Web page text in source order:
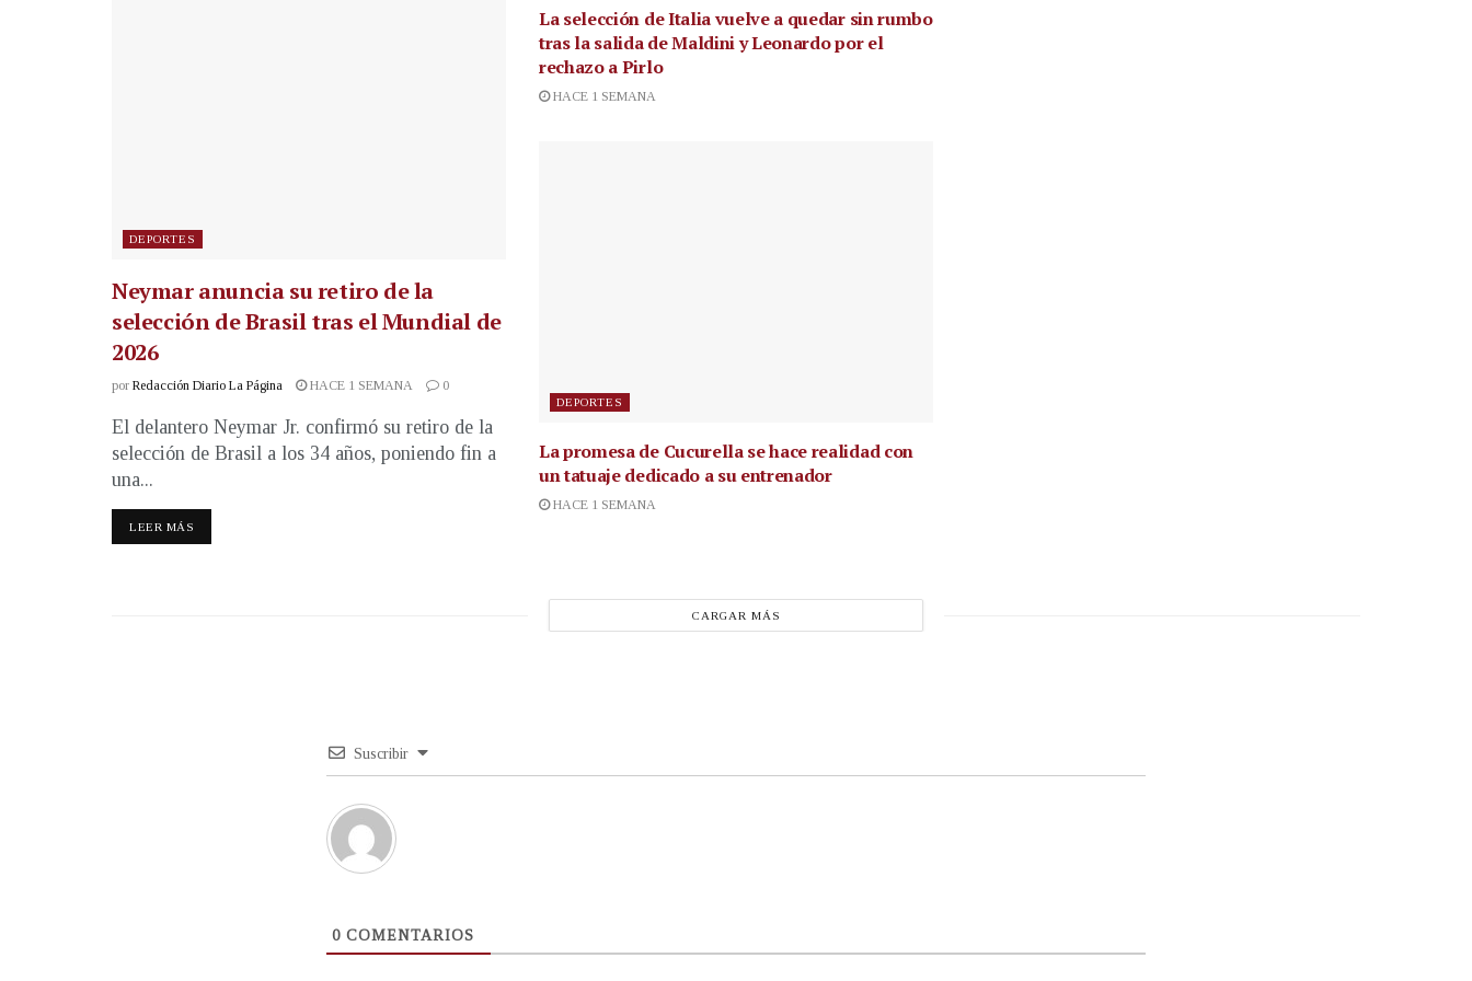
DEPORTES
Neymar anuncia su retiro de la
selección de Brasil tras el Mundial de
2026
por Redacción Diario La Página HACE 1 SEMANA 0
El delantero Neymar Jr. confirmó su retiro de la
selección de Brasil a los 34 años, poniendo fin a
una...
LEER MÁS
La selección de Italia vuelve a quedar sin rumbo
tras la salida de Maldini y Leonardo por el
rechazo a Pirlo
HACE 1 SEMANA
DEPORTES
La promesa de Cucurella se hace realidad con
un tatuaje dedicado a su entrenador
HACE 1 SEMANA
CARGAR MÁS
Suscribir
0 COMENTARIOS